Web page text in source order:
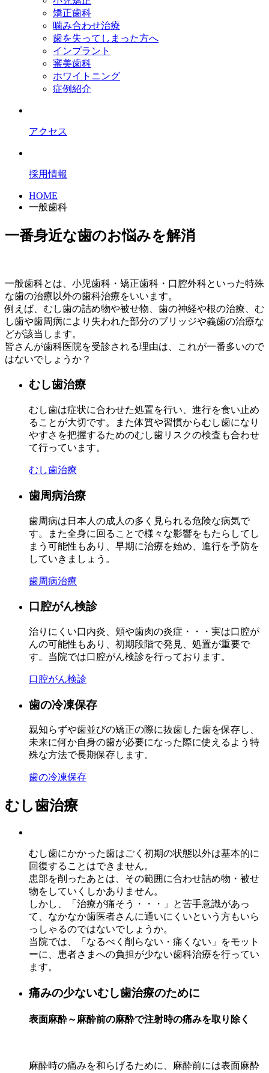
矯正歯科
噛み合わせ治療
歯を失ってしまった方へ
インプラント
審美歯科
ホワイトニング
症例紹介
アクセス
採用情報
HOME
一般歯科
一番身近な歯のお悩みを解消
一般歯科とは、小児歯科・矯正歯科・口腔外科といった特殊
な歯の治療以外の歯科治療をいいます。
例えば、むし歯の詰め物や被せ物、歯の神経や根の治療、む
し歯や歯周病により失われた部分のブリッジや義歯の治療な
どが該当します。
皆さんが歯科医院を受診される理由は、これが一番多いので
はないでしょうか？
むし歯治療
むし歯は症状に合わせた処置を行い、進行を食い止め
ることが大切です。また体質や習慣からむし歯になり
やすさを把握するためのむし歯リスクの検査も合わせ
て行っています。
むし歯治療
歯周病治療
歯周病は日本人の成人の多く見られる危険な病気で
す。また全身に回ることで様々な影響をもたらしてし
まう可能性もあり、早期に治療を始め、進行を予防を
していきましょう。
歯周病治療
口腔がん検診
治りにくい口内炎、頬や歯肉の炎症・・・実は口腔が
んの可能性もあり、初期段階で発見、処置が重要で
す。当院では口腔がん検診を行っております。
口腔がん検診
歯の冷凍保存
親知らずや歯並びの矯正の際に抜歯した歯を保存し、
未来に何か自身の歯が必要になった際に使えるよう特
殊な方法で長期保存します。
歯の冷凍保存
むし歯治療
むし歯にかかった歯はごく初期の状態以外は基本的に
回復することはできません。
患部を削ったあとは、その範囲に合わせ詰め物・被せ
物をしていくしかありません。
しかし、「治療が痛そう・・・」と苦手意識があっ
て、なかなか歯医者さんに通いにくいという方もいら
っしゃるのではないでしょうか。
当院では、「なるべく削らない・痛くない」をモット
ーに、患者さまへの負担が少ない歯科治療を行ってい
ます。
痛みの少ないむし歯治療のために
表面麻酔～麻酔前の麻酔で注射時の痛みを取り除く
麻酔時の痛みを和らげるために、麻酔前には表面麻酔